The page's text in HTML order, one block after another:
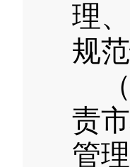
理
规
责
管